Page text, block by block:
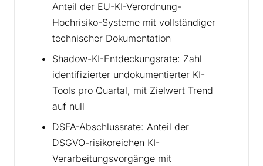
Anteil der EU-KI-Verordnung-
Hochrisiko-Systeme mit vollständiger
technischer Dokumentation
Shadow-KI-Entdeckungsrate: Zahl
identifizierter undokumentierter KI-
Tools pro Quartal, mit Zielwert Trend
auf null
DSFA-Abschlussrate: Anteil der
DSGVO-risikoreichen KI-
Verarbeitungsvorgänge mit